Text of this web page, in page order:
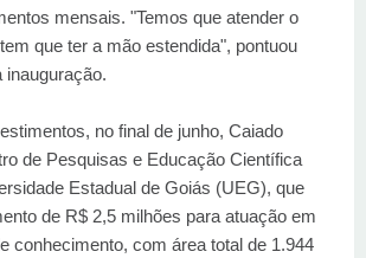
mensais. "Temos que atender o
que ter a mão estendida", pontuou
inauguração.
no final de junho, Caiado
de Pesquisas e Educação Científica
Estadual de Goiás (UEG), que
de R$ 2,5 milhões para atuação em
conhecimento, com área total de 1.944